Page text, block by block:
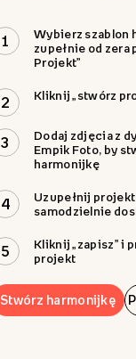
1
Wybierz szablon
zupełnie od zera
Projekt”
2 Kliknij „stwórz
3
Dodaj zdjęcia z
Empik Foto, by
harmonijkę
4
Uzupełnij
samodzielnie
5
Kliknij „zapisz” i
projekt
Stwórz harmonijkę